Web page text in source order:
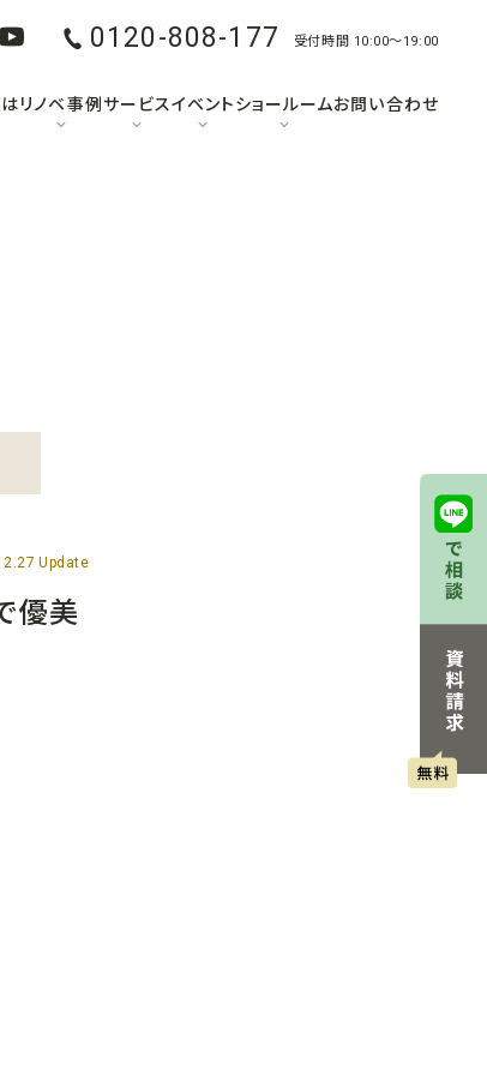
0120-808-177 受付時間 10:00〜19:00
リノベ事例サービスイベントショールームお問い合わせ
Update
優美